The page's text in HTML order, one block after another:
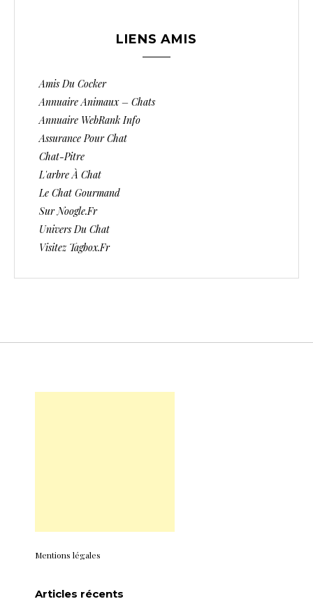
LIENS AMIS
Amis Du Cocker
Annuaire Animaux – Chats
Annuaire WebRank Info
Assurance Pour Chat
Chat-Pitre
L'arbre À Chat
Le Chat Gourmand
Sur Noogle.fr
Univers Du Chat
Visitez Tagbox.fr
Mentions légales
Articles récents